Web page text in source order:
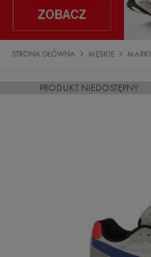
STRONA GŁÓWNA MĘSKIE MARKI
PRODUKT NIEDOSTĘPNY